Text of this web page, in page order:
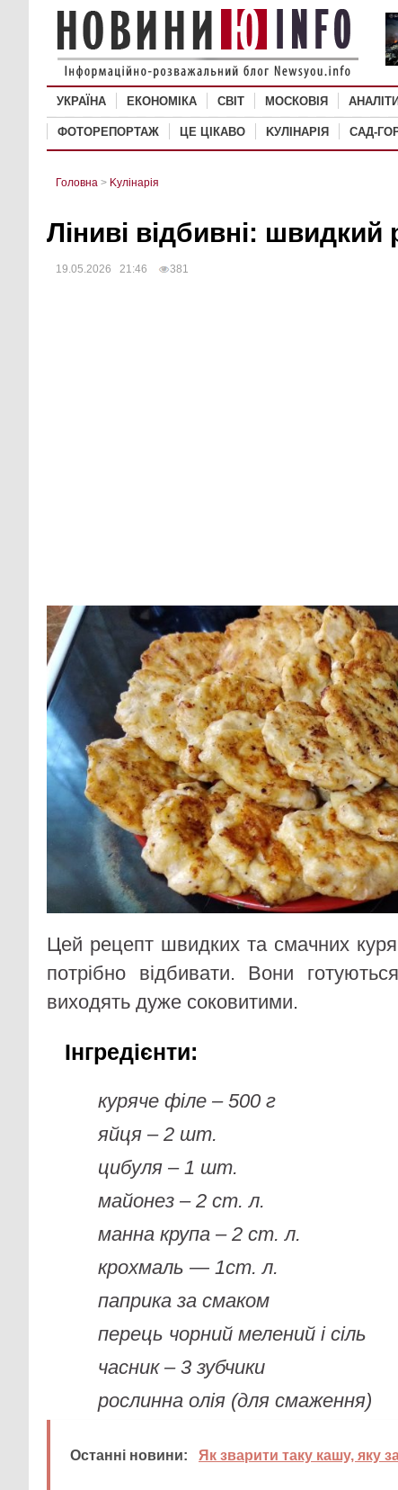
УКРАЇНА ЕКОНОМІКА СВІТ MОСКОВІЯ
ФОТОРЕПОРТАЖ ЦЕ ЦІКАВО KУЛІНАРІЯ САД-
Головна > Kулінарія
Ліниві відбивні: швидкий
19.05.2026 21:46 381
Цей рецепт швидких та смачних
потрібно відбивати. Вони
виходять дуже соковитими.
Інгредієнти:
куряче філе – 500 г
яйця – 2 шт.
цибуля – 1 шт.
майонез – 2 ст. л.
манна крупа – 2 ст. л.
крохмаль — 1ст. л.
паприка за смаком
перець чорний мелений і сіль
часник – 3 зубчики
рослинна олія (для смаження)
Останні новини: Як зварити таку кашу, яку